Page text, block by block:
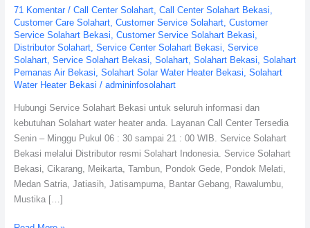
71 Komentar / Call Center Solahart, Call Center Solahart Bekasi,
Customer Care Solahart, Customer Service Solahart, Customer
Service Solahart Bekasi, Customer Service Solahart Bekasi,
Distributor Solahart, Service Center Solahart Bekasi, Service
Solahart, Service Solahart Bekasi, Solahart, Solahart Bekasi, Solahart
Pemanas Air Bekasi, Solahart Solar Water Heater Bekasi, Solahart
Water Heater Bekasi / admininfosolahart
Hubungi Service Solahart Bekasi untuk seluruh informasi dan
kebutuhan Solahart water heater anda. Layanan Call Center Tersedia
Senin – Minggu Pukul 06 : 30 sampai 21 : 00 WIB. Service Solahart
Bekasi melalui Distributor resmi Solahart Indonesia. Service Solahart
Bekasi, Cikarang, Meikarta, Tambun, Pondok Gede, Pondok Melati,
Medan Satria, Jatiasih, Jatisampurna, Bantar Gebang, Rawalumbu,
Mustika […]